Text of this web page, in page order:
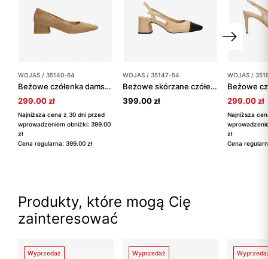
WOJAS / 35140-64
Beżowe czółenka damskie na niskim obcasie typu klocek
299.00 zł
Najniższa cena z 30 dni przed
wprowadzeniem obniżki: 399.00
zł
Cena regularna: 399.00 zł
WOJAS / 35147-54
Beżowe skórzane czółenka na słupku z czarnym noskiem
399.00 zł
WOJAS /
299.00 zł
Najniższa
zł
Cena
Produkty, które mogą Cię
zainteresować
Wyprzedaż Wyprzedaż